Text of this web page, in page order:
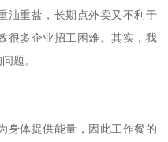
油重盐，长期点外卖又不利于
很多企业招工困难。其实，我
题。
身体提供能量，因此工作餐的